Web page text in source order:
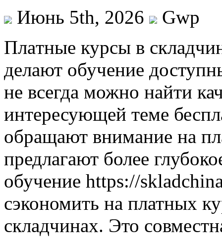
Июнь 5th, 2026
Gwp
Плaтныe курсы в
делают обучение
не всегда можно найти
интересующей теме
обращают внимание на
предлагают более
обучение https://
сэкономить на платных
складчинах. Это